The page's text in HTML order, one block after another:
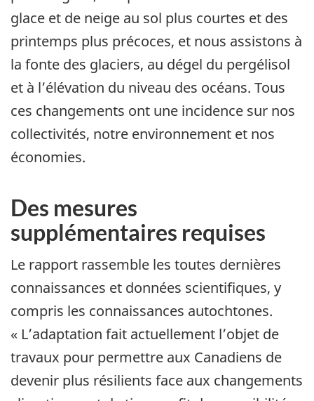
glace et de neige au sol plus courtes et des
printemps plus précoces, et nous assistons à
la fonte des glaciers, au dégel du pergélisol
et à l’élévation du niveau des océans. Tous
ces changements ont une incidence sur nos
collectivités, notre environnement et nos
économies.
Des mesures
supplémentaires requises
Le rapport rassemble les toutes dernières
connaissances et données scientifiques, y
compris les connaissances autochtones.
« L’adaptation fait actuellement l’objet de
travaux pour permettre aux Canadiens de
devenir plus résilients face aux changements